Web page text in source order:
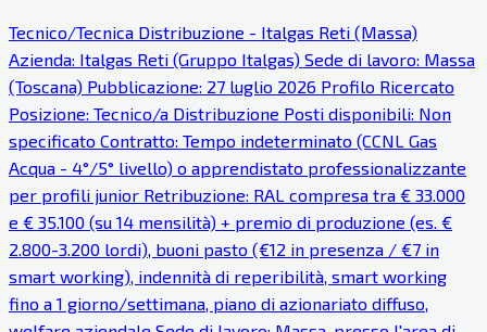
Tecnico/Tecnica Distribuzione - Italgas Reti (Massa)
Azienda: Italgas Reti (Gruppo Italgas) Sede di lavoro: Massa
(Toscana) Pubblicazione: 27 luglio 2026 Profilo Ricercato
Posizione: Tecnico/a Distribuzione Posti disponibili: Non
specificato Contratto: Tempo indeterminato (CCNL Gas
Acqua - 4°/5° livello) o apprendistato professionalizzante
per profili junior Retribuzione: RAL compresa tra € 33.000
e € 35.100 (su 14 mensilità) + premio di produzione (es. €
2.800-3.200 lordi), buoni pasto (€12 in presenza / €7 in
smart working), indennità di reperibilità, smart working
fino a 1 giorno/settimana, piano di azionariato diffuso,